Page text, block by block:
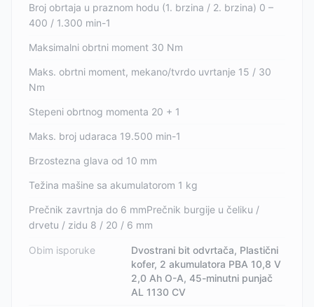
Broj obrtaja u praznom hodu (1. brzina / 2. brzina) 0 –
400 / 1.300 min-1
Maksimalni obrtni moment 30 Nm
Maks. obrtni moment, mekano/tvrdo uvrtanje 15 / 30
Nm
Stepeni obrtnog momenta 20 + 1
Maks. broj udaraca 19.500 min-1
Brzostezna glava od 10 mm
Težina mašine sa akumulatorom 1 kg
Prečnik zavrtnja do 6 mmPrečnik burgije u čeliku /
drvetu / zidu 8 / 20 / 6 mm
Obim isporuke
Dvostrani bit odvrtača, Plastični
kofer, 2 akumulatora PBA 10,8 V
2,0 Ah O-A, 45-minutni punjač
AL 1130 CV